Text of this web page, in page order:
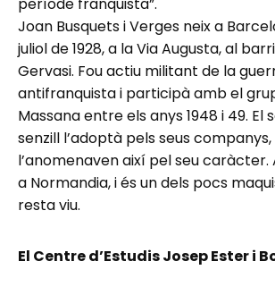
Joan Busquets i Verges neix a
juliol de 1928, a la Via Augusta, al
Gervasi. Fou actiu militant de la
antifranquista i participà amb el
Massana entre els anys 1948 i 49. El
senzill l’adoptà pels seus
l’anomenaven així pel seu
a Normandia, i és un dels pocs
resta viu.
El Centre d’Estudis Josep Ester i